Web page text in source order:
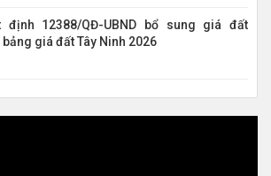
định 12388/QĐ-UBND bổ sung giá đất
giá đất Tây Ninh 2026